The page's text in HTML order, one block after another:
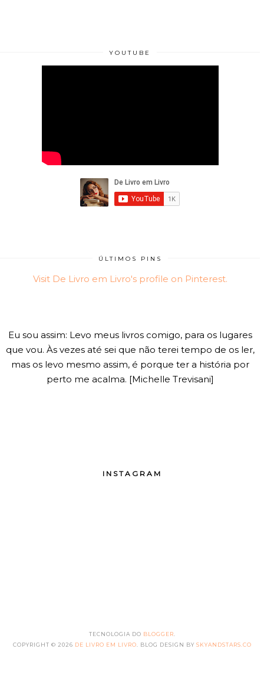
YOUTUBE
ÚLTIMOS PINS
Visit De Livro em Livro's profile on Pinterest.
Eu sou assim: Levo meus livros comigo, para os lugares
que vou. Às vezes até sei que não terei tempo de os ler,
mas os levo mesmo assim, é porque ter a história por
perto me acalma. [Michelle Trevisani]
INSTAGRAM
TECNOLOGIA DO BLOGGER
COPYRIGHT © 2026 DE LIVRO EM LIVRO . BLOG DESIGN BY SKYANDSTARS.CO